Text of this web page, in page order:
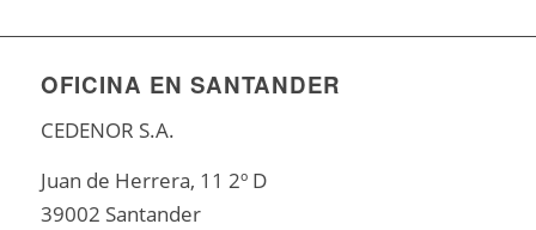
OFICINA EN SANTANDER
CEDENOR S.A.
Juan de Herrera, 11 2º D
39002 Santander